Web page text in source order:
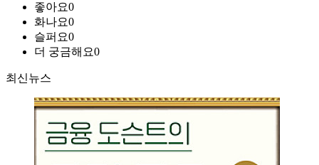
좋아요0
화나요0
슬퍼요0
더 궁금해요0
최신뉴스